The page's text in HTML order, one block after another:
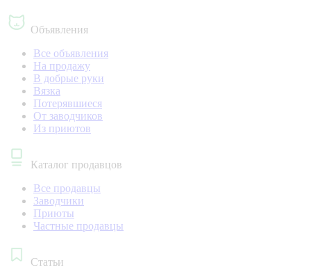
Объявления
Все объявления
На продажу
В добрые руки
Вязка
Потерявшиеся
От заводчиков
Из приютов
Каталог продавцов
Все продавцы
Заводчики
Приюты
Частные продавцы
Статьи